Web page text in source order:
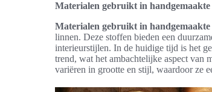
Materialen gebruikt in
Materialen gebruikt in
linnen. Deze stoffen bieden een
interieurstijlen. In de huidige tijd is het
trend, wat het ambachtelijke aspect van
variëren in grootte en stijl, waardoor ze